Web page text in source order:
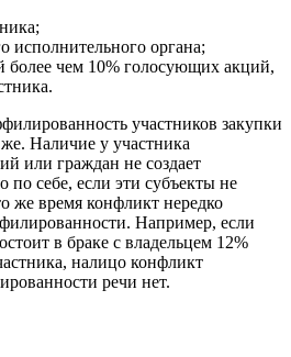
исполнительного органа;
более чем 10% голосующих акций,
участников закупки
Наличие у участника
или граждан не создает
по себе, если эти субъекты не
же время конфликт нередко
Например, если
в браке с владельцем 12%
налицо конфликт
речи нет.